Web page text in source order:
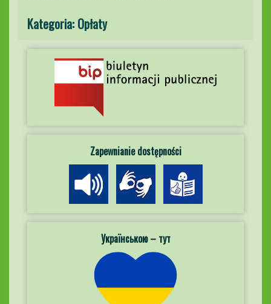
Zapewnianie dostępności
Українською – тут
Kategoria: Opłaty